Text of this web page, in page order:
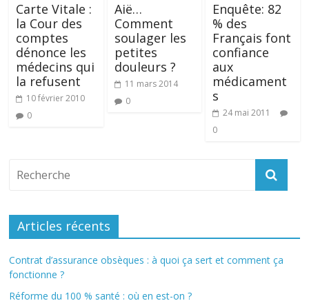
Carte Vitale :
la Cour des
comptes
dénonce les
médecins qui
la refusent
10 février 2010
0
Aië…
Comment
soulager les
petites
douleurs ?
11 mars 2014
0
Enquête: 82
% des
Français font
confiance
aux
médicament
s
24 mai 2011
0
Articles récents
Contrat d’assurance obsèques : à quoi ça sert et comment ça
fonctionne ?
Réforme du 100 % santé : où en est-on ?